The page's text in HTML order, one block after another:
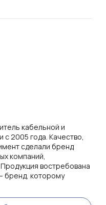
кабельной и
с 2005 года. Качество,
сделали бренд
компаний,
востребована
бренд, которому